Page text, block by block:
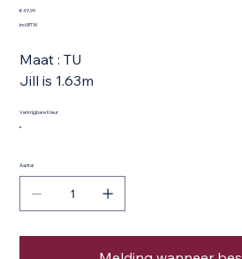
Prijs
€ 49,99
incl.BTW
Maat : TU
Jill is 1.63m
Verkrijgbare Kleur
Aantal